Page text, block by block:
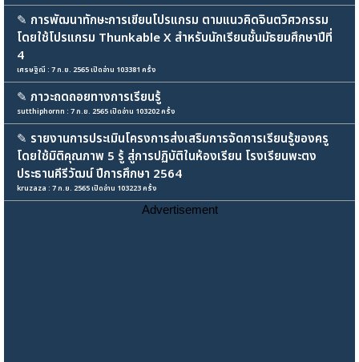
✎ การพัฒนาทักษะการเขียนโปรแกรม ตามแนวคิดจินตวิศวกรรม
โดยใช้โปรแกรม Thunkable X สำหรับนักเรียนชั้นมัธยมศึกษาปีที่
4
เศรษฐิณี : 7 ก.ย. 2565 เปิดอ่าน 103381 ครั้ง
✎ ภาวะถดถอยทางการเรียนรู้
sutthiphornn : 7 ก.ย. 2565 เปิดอ่าน 103202 ครั้ง
✎ รายงานการประเมินโครงการส่งเสริมการจัดการเรียนรู้ของครู
โดยใช้มิติคุณภาพ 5 รู้ สู่การปฏิบัติในห้องเรียน โรงเรียนพะตง
ประธานคีรีวัฒน์ ปีการศึกษา 2564
kruzaza : 7 ก.ย. 2565 เปิดอ่าน 103223 ครั้ง
Advertisement